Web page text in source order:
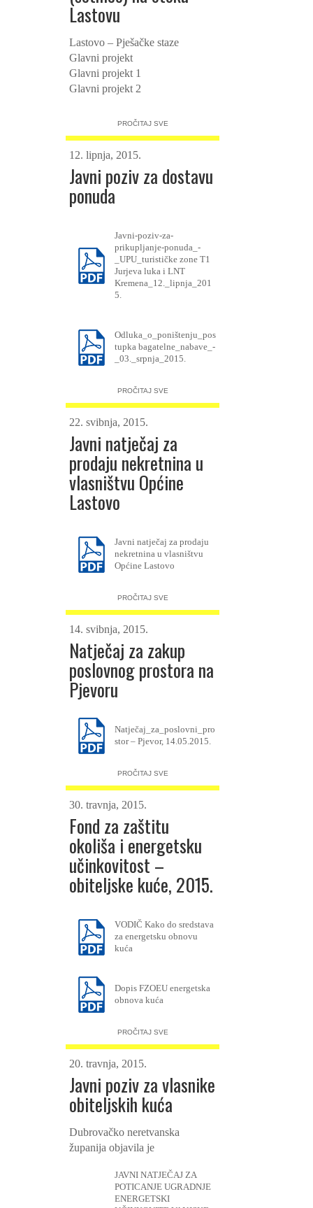
Lastovu
Lastovo – Pješačke staze
Glavni projekt
Glavni projekt 1
Glavni projekt 2
PROČITAJ SVE
12. lipnja, 2015.
Javni poziv za dostavu
ponuda
Javni-poziv-za-
prikupljanje-ponuda_-
_UPU_turističke zone T1
Jurjeva luka i LNT
Kremena_12._lipnja_201
5.
Odluka_o_poništenju_pos
tupka bagatelne_nabave_-
_03._srpnja_2015.
PROČITAJ SVE
22. svibnja, 2015.
Javni natječaj za
prodaju nekretnina u
vlasništvu Općine
Lastovo
Javni natječaj za prodaju
nekretnina u vlasništvu
Općine Lastovo
PROČITAJ SVE
14. svibnja, 2015.
Natječaj za zakup
poslovnog prostora na
Pjevoru
Natječaj_za_poslovni_pro
stor – Pjevor, 14.05.2015.
PROČITAJ SVE
30. travnja, 2015.
Fond za zaštitu
okoliša i energetsku
učinkovitost –
obiteljske kuće, 2015.
VODIČ Kako do sredstava
za energetsku obnovu
kuća
Dopis FZOEU energetska
obnova kuća
PROČITAJ SVE
20. travnja, 2015.
Javni poziv za vlasnike
obiteljskih kuća
Dubrovačko neretvanska
županija objavila je
JAVNI NATJEČAJ ZA
POTICANJE UGRADNJE
ENERGETSKI